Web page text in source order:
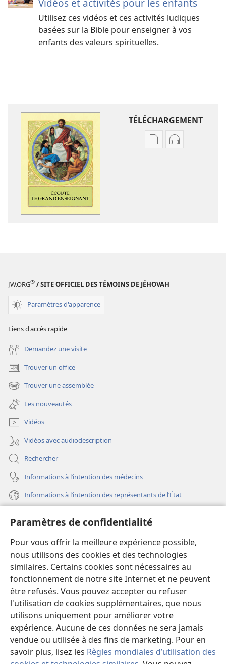
Paramètres de confidentialité
Pour vous offrir la meilleure expérience possible,
nous utilisons des cookies et des technologies
similaires. Certains cookies sont nécessaires au
fonctionnement de notre site Internet et ne peuvent
être refusés. Vous pouvez accepter ou refuser
l'utilisation de cookies supplémentaires, que nous
utilisons uniquement pour améliorer votre
expérience. Aucune de ces données ne sera jamais
vendue ou utilisée à des fins de marketing. Pour en
savoir plus, lisez les Règles mondiales d’utilisation des
Utilisez ces vidéos et ces activités ludiques
basées sur la Bible pour enseigner à vos
enfants des valeurs spirituelles.
TÉLÉCHARGEMENT
OptionsOptions
JW.ORG® / SITE OFFICIEL DES TÉMOINS DE JÉHOVAH
Paramètres d'apparence
Liens d'accès rapide
Demandez une visite
Trouver un office
(ouvre
une
nouvelle
fenêtre)
Trouver une assemblée
(ouvre
une
nouvelle
fenêtre)
Les nouveautés
Vidéos
Vidéos avec audiodescription
Rechercher
Informations à l’intention des médecins
Informations à l’intention des représentants de l’État
(ouvre
une
nouvelle
fenêtre)
Bibliothèque en ligne
(ouvre
une
nouvelle
fenêtre)
JW Hub®
(ouvre
une
nouvelle
fenêtre)
JW Library
Watchtower Library